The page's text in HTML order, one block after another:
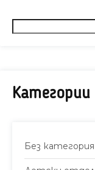
Категории
Без категория